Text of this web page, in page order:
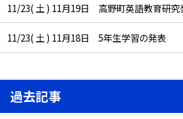
11/23( 土 ) 11月19日 高野町英語教育研究
11/23( 土 ) 11月18日 5年生学習の発表
過去記事